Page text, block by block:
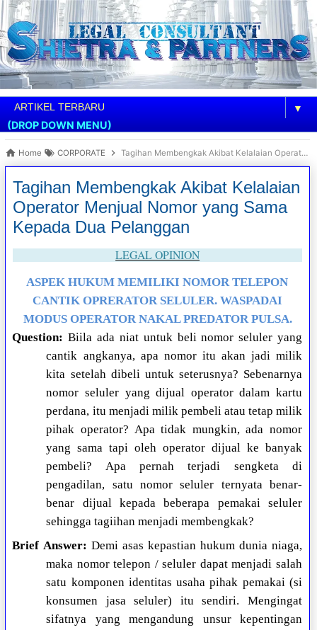
▼
(DROP DOWN MENU)
Home CORPORATE Tagihan Membengkak Akibat Kelalaian Operator Menjual Nomor yang Sama Kepada Dua Pelanggan
Tagihan Membengkak Akibat Kelalaian
Operator Menjual Nomor yang Sama
Kepada Dua Pelanggan
LEGAL OPINION
ASPEK HUKUM MEMILIKI NOMOR TELEPON
CANTIK OPRERATOR SELULER. WASPADAI
MODUS OPERATOR NAKAL PREDATOR PULSA.
Question: Biila ada niat untuk beli nomor seluler yang
cantik angkanya, apa nomor itu akan jadi milik
kita setelah dibeli untuk seterusnya? Sebenarnya
nomor seluler yang dijual operator dalam kartu
perdana, itu menjadi milik pembeli atau tetap milik
pihak operator? Apa tidak mungkin, ada nomor
yang sama tapi oleh operator dijual ke banyak
pembeli? Apa pernah terjadi sengketa di
pengadilan, satu nomor seluler ternyata benar-
benar dijual kepada beberapa pemakai seluler
sehingga tagiihan menjadi membengkak?
Brief Answer: Demi asas kepastian hukum dunia niaga,
maka nomor telepon / seluler dapat menjadi salah
satu komponen identitas usaha pihak pemakai (si
konsumen jasa seluler) itu sendiri. Mengingat
sifatnya yang mengandung unsur kepentingan